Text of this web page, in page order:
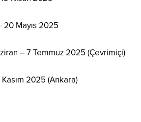
20 Mayıs 2025
– 7 Temmuz 2025 (Çevrimiçi)
2025 (Ankara)